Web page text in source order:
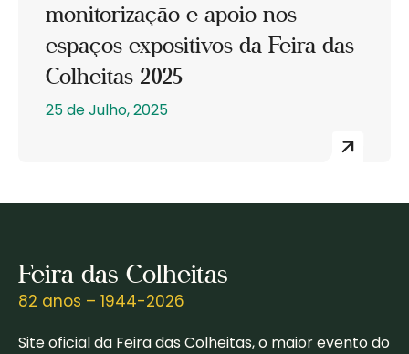
monitorização e apoio nos
espaços expositivos da Feira das
Colheitas 2025
25 de Julho, 2025
Feira das Colheitas
82 anos – 1944-2026
Site oficial da Feira das Colheitas, o maior evento do